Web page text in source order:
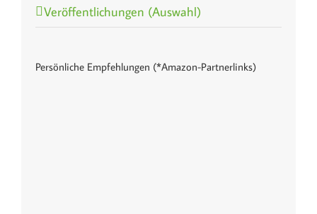
Veröffentlichungen (Auswahl)
Persönliche Empfehlungen (*Amazon-Partnerlinks)